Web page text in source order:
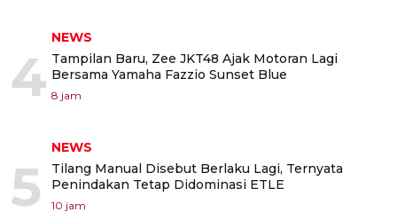
4
NEWS
Tampilan Baru, Zee JKT48 Ajak Motoran Lagi
Bersama Yamaha Fazzio Sunset Blue
8 jam
5
NEWS
Tilang Manual Disebut Berlaku Lagi, Ternyata
Penindakan Tetap Didominasi ETLE
10 jam